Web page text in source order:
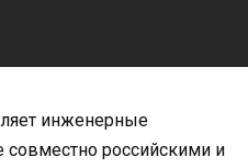
инженерные
совместно российскими и